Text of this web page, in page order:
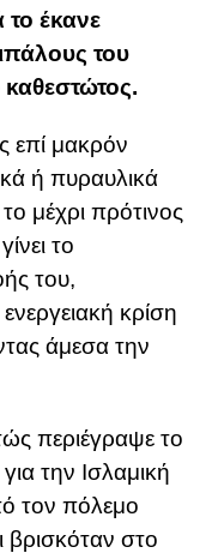
το έκανε
του
καθεστώτος.
επί μακρόν
ή πυραυλικά
μέχρι πρότινος
το
του,
κρίση
άμεσα την
περιέγραψε το
την Ισλαμική
τον πόλεμο
στο